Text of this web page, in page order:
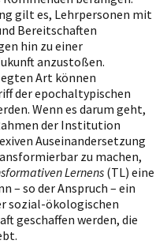
gilt es, Lehrpersonen mit
Bereitschaften
hin zu einer
anzustoßen.
Art können
der epochaltypischen
Wenn es darum geht,
der Institution
Auseinandersetzung
zu machen,
Lernens (TL) eine
– so der Anspruch – ein
sozial-ökologischen
geschaffen werden, die